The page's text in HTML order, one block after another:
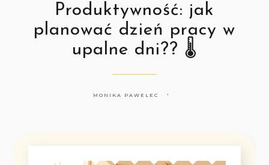
Produktywność: jak
planować dzień pracy w
upalne dni?? 🌡️
MONIKA PAWELEC